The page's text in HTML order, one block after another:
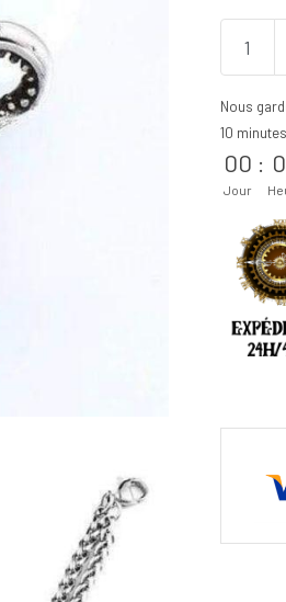
Nous
10 minutes
00
Jour
: